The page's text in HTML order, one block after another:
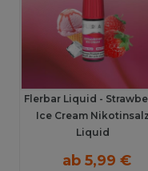
Flerbar Liquid -
Ice Cream Nikotinsalz
Liquid
ab 5,99 €